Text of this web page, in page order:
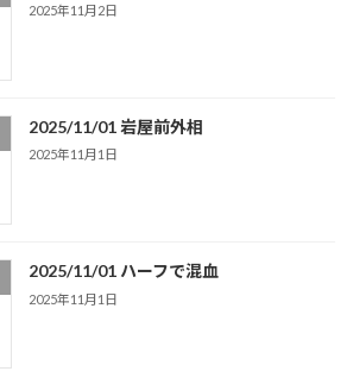
2025年11月2日
2025/11/01 岩屋前外相
2025年11月1日
2025/11/01 ハーフで混血
2025年11月1日